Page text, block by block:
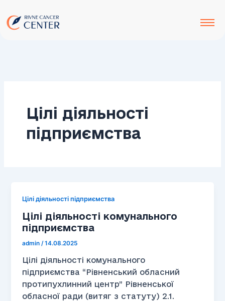
до
вмісту
Цілі діяльності
підприємства
Цілі діяльності підприємства
Цілі діяльності комунального
підприємства
admin/14.08.2025
Цілі діяльності комунального
підприємства “Рівненський обласний
протипухлинний центр” Рівненської
обласної ради (витяг з статуту) 2.1.